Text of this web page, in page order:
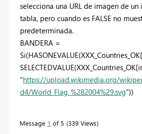
selecciona una URL de imagen de
tabla, pero cuando es FALSE no
predeterminada.
BANDERA =
Si(HASONEVALUE(XXX_Countries_OK
SELECTEDVALUE(XXX_Countries_OK
"https://upload.wikimedia.org/
d4/World_Flag_%282004%29.svg"))
Message 1 of 5 339 Views